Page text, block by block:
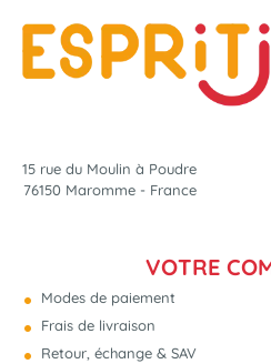
15 rue du Moulin à Poudre
76150 Maromme - France
VOTRE
Modes de paiement
Frais de livraison
Retour, échange & SAV